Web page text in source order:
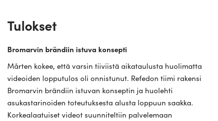
Tulokset
Bromarvin brändiin istuva konsepti
Mårten kokee, että varsin tiiviistä aikataulusta huolimatta
videoiden lopputulos oli onnistunut. Refedon tiimi rakensi
Bromarvin brändiin istuvan konseptin ja huolehti
asukastarinoiden toteutuksesta alusta loppuun saakka.
Korkealaatuiset videot suunniteltiin palvelemaan